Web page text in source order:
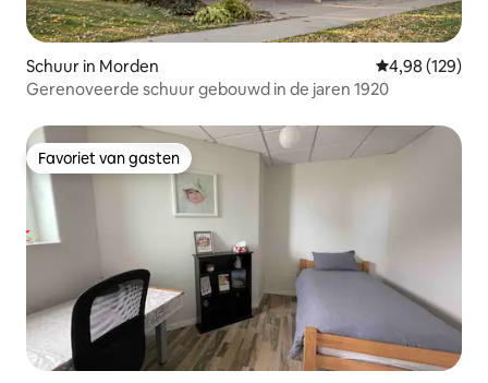
Schuur in Morden Gemiddelde
4,98 (129)
Gerenoveerde schuur gebouwd in de jaren 1920
Favoriet van gasten
Favoriet van gasten